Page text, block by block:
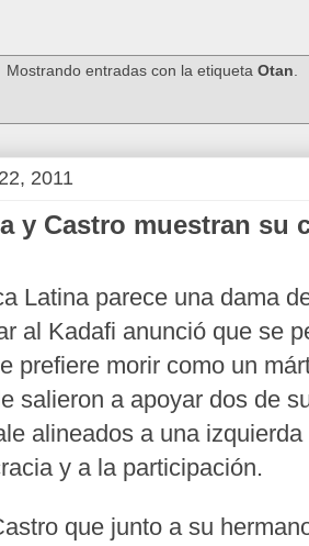
Mostrando entradas con la etiquetaOtan.
2011
y Castro muestran su
Latina parece una dama
al Kadafi anunció que se
prefiere morir como un
salieron a apoyar dos de
alineados a una
y a la participación.
que junto a su